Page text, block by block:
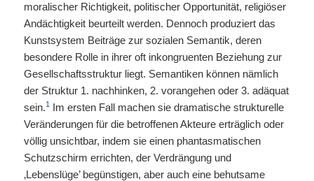
moralischer Richtigkeit, politischer Opportunität, religiöser
Andächtigkeit beurteilt werden. Dennoch produziert das
Kunstsystem Beiträge zur sozialen Semantik, deren
besondere Rolle in ihrer oft inkongruenten Beziehung zur
Gesellschaftsstruktur liegt. Semantiken können nämlich
der Struktur 1. nachhinken, 2. vorangehen oder 3. adäquat
sein.1 Im ersten Fall machen sie dramatische strukturelle
Veränderungen für die betroffenen Akteure erträglich oder
völlig unsichtbar, indem sie einen phantasmatischen
Schutzschirm errichten, der Verdrängung und
‚Lebenslüge’ begünstigen, aber auch eine behutsame